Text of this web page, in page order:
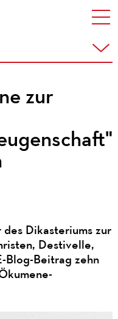
zur
Dikasteriums zur
Destivelle,
Blog-Beitrag zehn